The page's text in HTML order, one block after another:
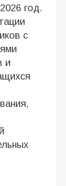
год.
с
и